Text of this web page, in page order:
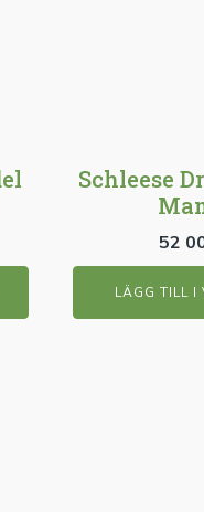
Schleese
52
LÄGG TILL I